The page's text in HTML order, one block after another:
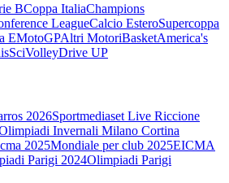
BCoppa ItaliaChampions
LeagueCalcio EsteroSupercoppa
EMotoGPAltri MotoriBasketAmerica's
SciVolleyDrive UP
2026Sportmediaset Live Riccione
Invernali Milano Cortina
2025Mondiale per club 2025EICMA
Parigi 2024Olimpiadi Parigi